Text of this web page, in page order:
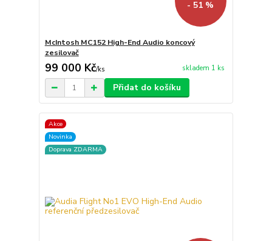
- 51 %
McIntosh MC152 High-End Audio koncový
zesilovač
99 000 Kč/ks skladem 1 ks
Přidat do košíku
Akce
Novinka
Doprava ZDARMA